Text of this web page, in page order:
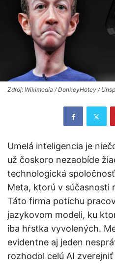
Zdroj: Wikimedia / DonkeyHotey /
Umelá inteligencia je
už čoskoro nezaobíde
technologická
Meta, ktorú v súčasnosti
Táto firma potichu
jazykovom modeli, ku
iba hŕstka vyvolených.
evidentne aj jeden
rozhodol celú AI